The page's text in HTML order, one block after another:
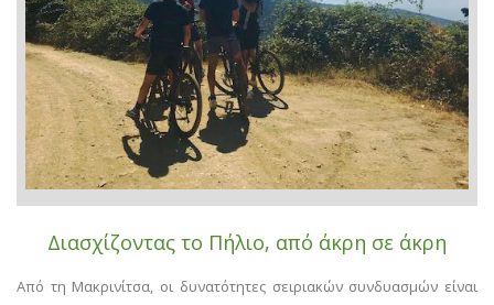
Διασχίζοντας το Πήλιο, από άκρη σε άκρη
Από τη Μακρινίτσα, οι δυνατότητες σειριακών συνδυασμών είναι